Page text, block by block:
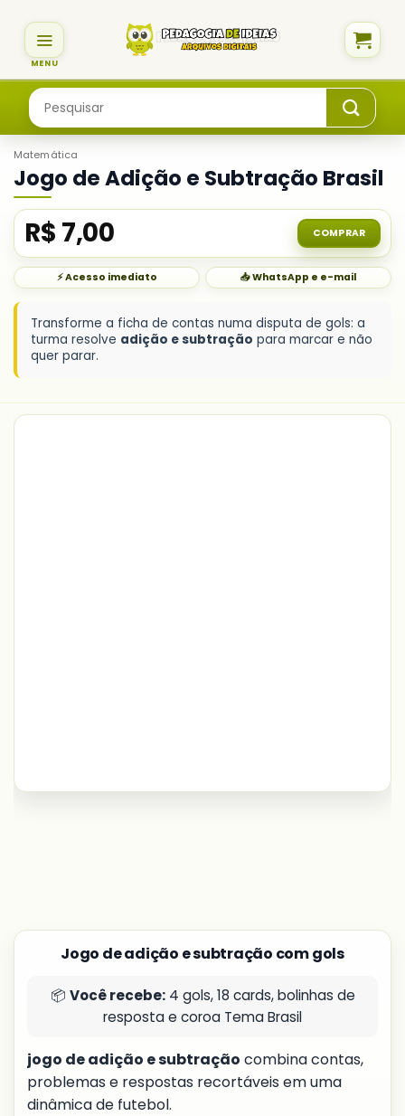
content
Pesquisar
por:
Matemática
Jogo de Adição e Subtração Brasil
R$ 7,00 COMPRAR
⚡ Acesso imediato 📥 WhatsApp e e-mail
Transforme a ficha de contas numa disputa de gols: a
turma resolve adição e subtração para marcar e não
quer parar.
Jogo de adição e subtração com gols
📦 Você recebe:4 gols, 18 cards, bolinhas de
resposta e coroa Tema Brasil
jogo de adição e subtração combina contas,
problemas e respostas recortáveis em uma
dinâmica de futebol.